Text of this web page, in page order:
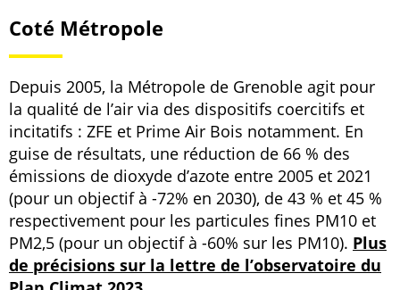
Coté Métropole
Depuis 2005, la Métropole de Grenoble agit pour
la qualité de l’air via des dispositifs coercitifs et
incitatifs : ZFE et Prime Air Bois notamment. En
guise de résultats, une réduction de 66 % des
émissions de dioxyde d’azote entre 2005 et 2021
(pour un objectif à -72% en 2030), de 43 % et 45 %
respectivement pour les particules fines PM10 et
PM2,5 (pour un objectif à -60% sur les PM10). Plus
de précisions sur la lettre de l’observatoire du